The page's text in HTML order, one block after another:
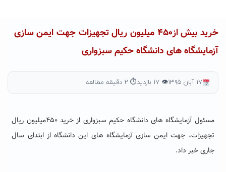
خرید بیش از۴۵۰ میلیون ریال تجهیزات جهت ایمن سازی
آزمایشگاه های دانشگاه حکیم سبزواری
۱۷ آبان ۱۳۹۵ 👁 ۱۷ بازدید ⏱ ۲ دقیقه مطالعه
مسئول آزمایشگاه های دانشگاه حکیم سبزواری از خرید
۴۵۰میلیون ریال
تجهیزات، جهت ایمن سازی آزمایشگاه های این دانشگاه از ابتدای سال
جاری خبر داد.